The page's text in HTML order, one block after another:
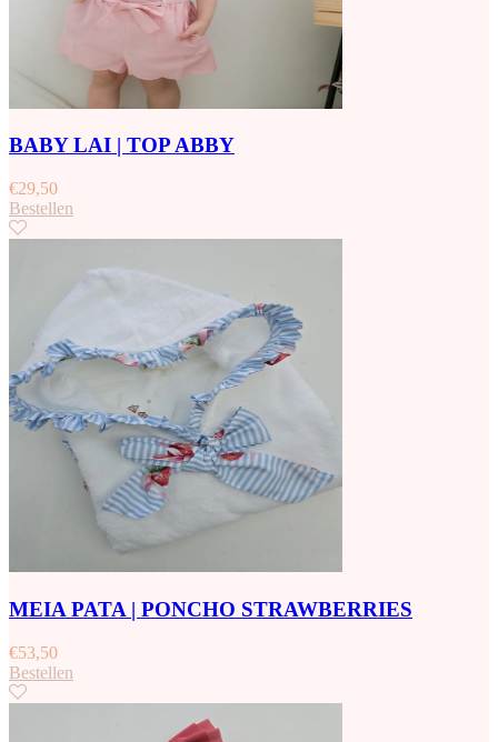
BABY LAI | TOP ABBY
€29,50
Bestellen
MEIA PATA | PONCHO STRAWBERRIES
€53,50
Bestellen